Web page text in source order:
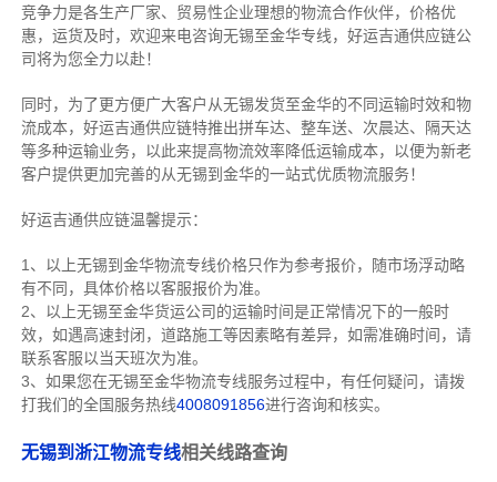
竞争力是各生产厂家、贸易性企业理想的物流合作伙伴，价格优
惠，运货及时，欢迎来电咨询无锡至金华专线，好运吉通供应链公
司将为您全力以赴！
同时，为了更方便广大客户从无锡发货至金华的不同运输时效和物
流成本，好运吉通供应链特推出拼车达、整车送、次晨达、隔天达
等多种运输业务，以此来提高物流效率降低运输成本，以便为新老
客户提供更加完善的从无锡到金华的一站式优质物流服务！
好运吉通供应链温馨提示：
1、以上无锡到金华物流专线价格只作为参考报价，随市场浮动略
有不同，具体价格以客服报价为准。
2、以上无锡至金华货运公司的运输时间是正常情况下的一般时
效，如遇高速封闭，道路施工等因素略有差异，如需准确时间，请
联系客服以当天班次为准。
3、如果您在无锡至金华物流专线服务过程中，有任何疑问，请拨
打我们的全国服务热线4008091856进行咨询和核实。
无锡到浙江物流专线相关线路查询